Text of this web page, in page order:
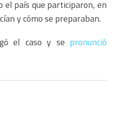
el país que participaron, en
y cómo se preparaban.
el caso y se pronunció